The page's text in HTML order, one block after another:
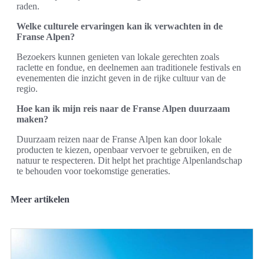
raden.
Welke culturele ervaringen kan ik verwachten in de
Franse Alpen?
Bezoekers kunnen genieten van lokale gerechten zoals
raclette en fondue, en deelnemen aan traditionele festivals en
evenementen die inzicht geven in de rijke cultuur van de
regio.
Hoe kan ik mijn reis naar de Franse Alpen duurzaam
maken?
Duurzaam reizen naar de Franse Alpen kan door lokale
producten te kiezen, openbaar vervoer te gebruiken, en de
natuur te respecteren. Dit helpt het prachtige Alpenlandschap
te behouden voor toekomstige generaties.
Meer artikelen